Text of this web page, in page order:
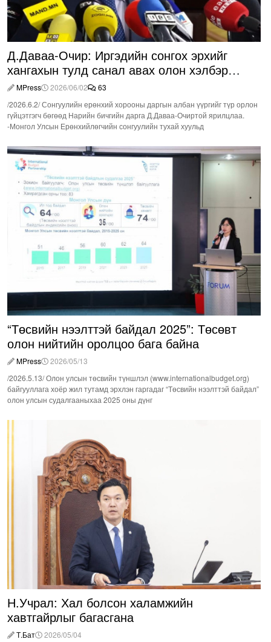
Д.Даваа-Очир: Иргэдийн сонгох эрхийг
хангахын тулд санал авах олон хэлбэр
нэвтрүүлэх шаардлагатай
MPress 2026/06/02
63
/2026.6.2/ Сонгуулийн ерөнхий хорооны даргын албан үүргийг түр орлон
гүйцэтгэгч бөгөөд Нарийн бичгийн дарга Д.Даваа-Очиртой ярилцлаа.
-Монгол Улсын Ерөнхийлөгчийн сонгуулийн тухай хуульд
“Төсвийн нээлттэй байдал 2025”: Төсөвт
олон нийтийн оролцоо бага байна
MPress
2026/05/13
/2026.5.13/ Олон улсын төсвийн түншлэл (www.internationalbudget.org)
байгууллага хоёр жил тутамд эрхлэн гаргадаг “Төсвийн нээлттэй байдал”
олон улсын судалгааныхаа 2025 оны дүнг
Н.Учрал: Хал болсон халамжийн
хавтгайрлыг багасгана
Т.Бат
2026/05/04